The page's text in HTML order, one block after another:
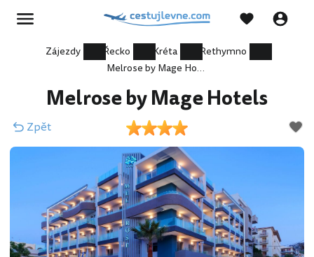
Zájezdy Řecko Kréta
Rethymno
Melrose by Mage Hotels
Melrose by Mage Hotels
Zpět